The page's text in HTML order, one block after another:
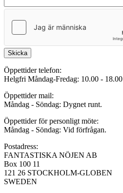
Skicka
Öppettider telefon:
Helgfri Måndag-Fredag: 10.00 - 18.00
Öppettider mail:
Måndag - Söndag: Dygnet runt.
Öppettider för personligt möte:
Måndag - Söndag: Vid förfrågan.
Postadress:
FANTASTISKA NÖJEN AB
Box 100 11
121 26 STOCKHOLM-GLOBEN
SWEDEN